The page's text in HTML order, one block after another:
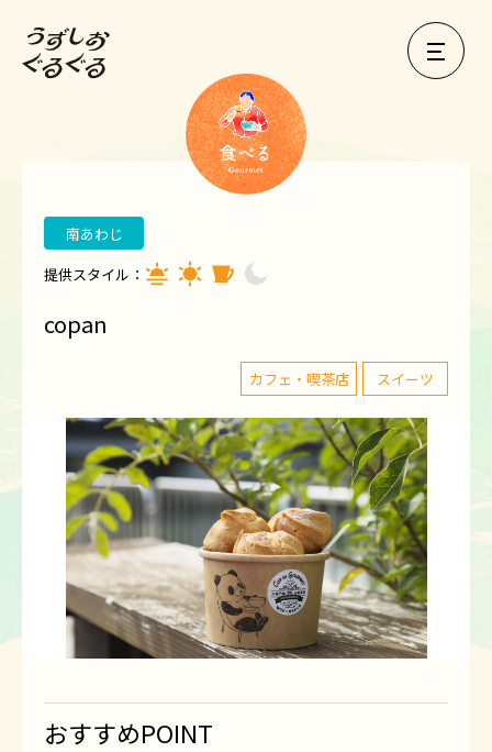
南あわじ
提供スタイル：
copan
カフェ・喫茶店 スイーツ
おすすめPOINT